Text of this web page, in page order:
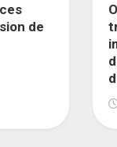
de